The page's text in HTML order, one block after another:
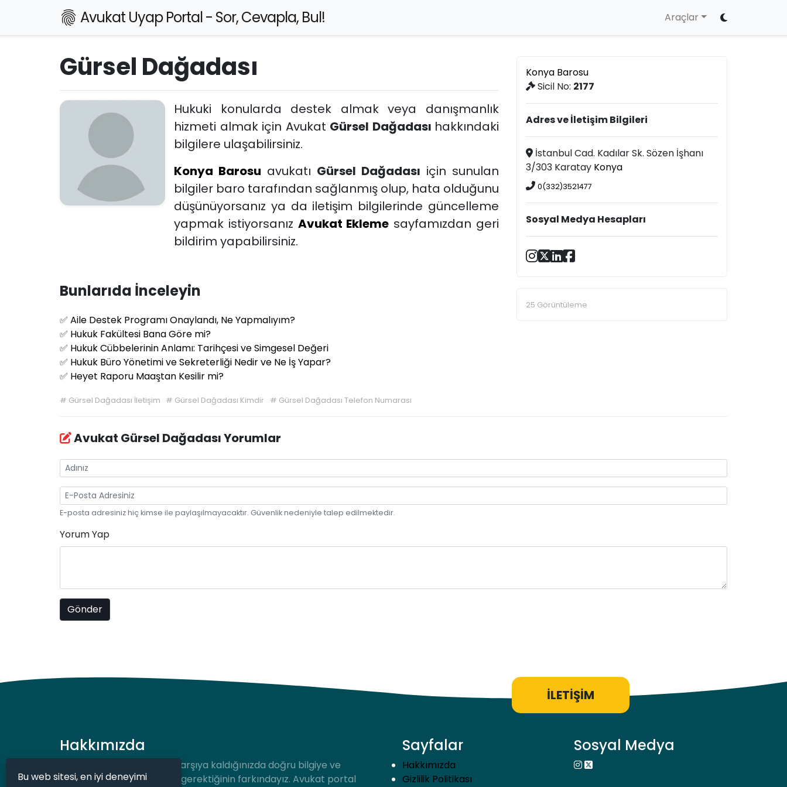
Avukat Uyap Portal - Sor, Cevapla, Bul! Araçlar
Gürsel Dağadası
Hukuki konularda destek almak veya danışmanlık
hizmeti almak için Avukat Gürsel Dağadası hakkındaki
bilgilere ulaşabilirsiniz.
Konya Barosu avukatı Gürsel Dağadası için sunulan
bilgiler baro tarafından sağlanmış olup, hata olduğunu
düşünüyorsanız ya da iletişim bilgilerinde güncelleme
yapmak istiyorsanız Avukat Ekleme sayfamızdan geri
bildirim yapabilirsiniz.
Bunlarıda İnceleyin
✅ Aile Destek Programı Onaylandı, Ne Yapmalıyım?
✅ Hukuk Fakültesi Bana Göre mi?
✅ Hukuk Cübbelerinin Anlamı: Tarihçesi ve Simgesel Değeri
✅ Hukuk Büro Yönetimi ve Sekreterliği Nedir ve Ne İş Yapar?
✅ Heyet Raporu Maaştan Kesilir mi?
# Gürsel Dağadası İletişim # Gürsel Dağadası Kimdir # Gürsel Dağadası Telefon Numarası
Konya Barosu
Sicil No: 2177
Adres ve İletişim Bilgileri
İstanbul Cad. Kadılar Sk. Sözen İşhanı
3/303 Karatay Konya
0(332)3521477
Sosyal Medya Hesapları
25 Görüntüleme
Avukat Gürsel Dağadası Yorumlar
E-posta adresiniz hiç kimse ile paylaşılmayacaktır. Güvenlik nedeniyle talep edilmektedir.
Yorum Yap
İLETİŞİM
Hakkımızda
Hukuki bir durum ile karşı karşıya kaldığınızda doğru bilgiye ve
desteğe hızlıca ulaşmanız gerektiğinin farkındayız. Avukat portal
Sayfalar
Hakkımızda
Gizlilik Politikası
Sosyal Medya
Bu web sitesi, en iyi deneyimi